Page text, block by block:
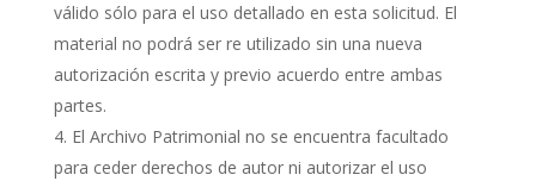
válido sólo para el uso detallado en esta solicitud. El
material no podrá ser re utilizado sin una nueva
autorización escrita y previo acuerdo entre ambas
partes.
El Archivo Patrimonial no se encuentra facultado
para ceder derechos de autor ni autorizar el uso